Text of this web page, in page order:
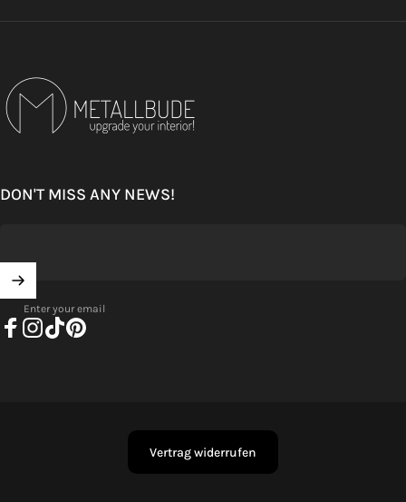
Metallbude
DON'T MISS ANY NEWS!
Enter your email
Vertrag widerrufen